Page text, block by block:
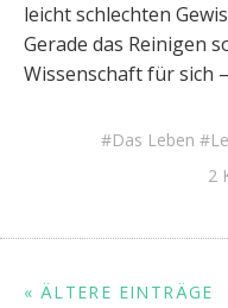
leicht schlechten
Gerade das Reinigen
Wissenschaft für sich
Das Leben
2
« ÄLTERE EINTRÄGE